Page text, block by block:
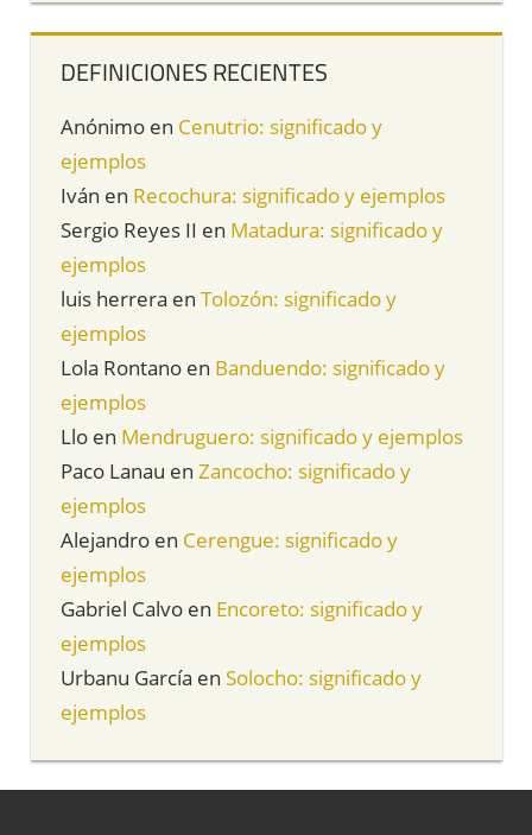
DEFINICIONES RECIENTES
Anónimo en Cenutrio: significado y
ejemplos
Iván en Recochura: significado y ejemplos
Sergio Reyes II en Matadura: significado y
ejemplos
luis herrera en Tolozón: significado y
ejemplos
Lola Rontano en Banduendo: significado y
ejemplos
Llo en Mendruguero: significado y ejemplos
Paco Lanau en Zancocho: significado y
ejemplos
Alejandro en Cerengue: significado y
ejemplos
Gabriel Calvo en Encoreto: significado y
ejemplos
Urbanu García en Solocho: significado y
ejemplos